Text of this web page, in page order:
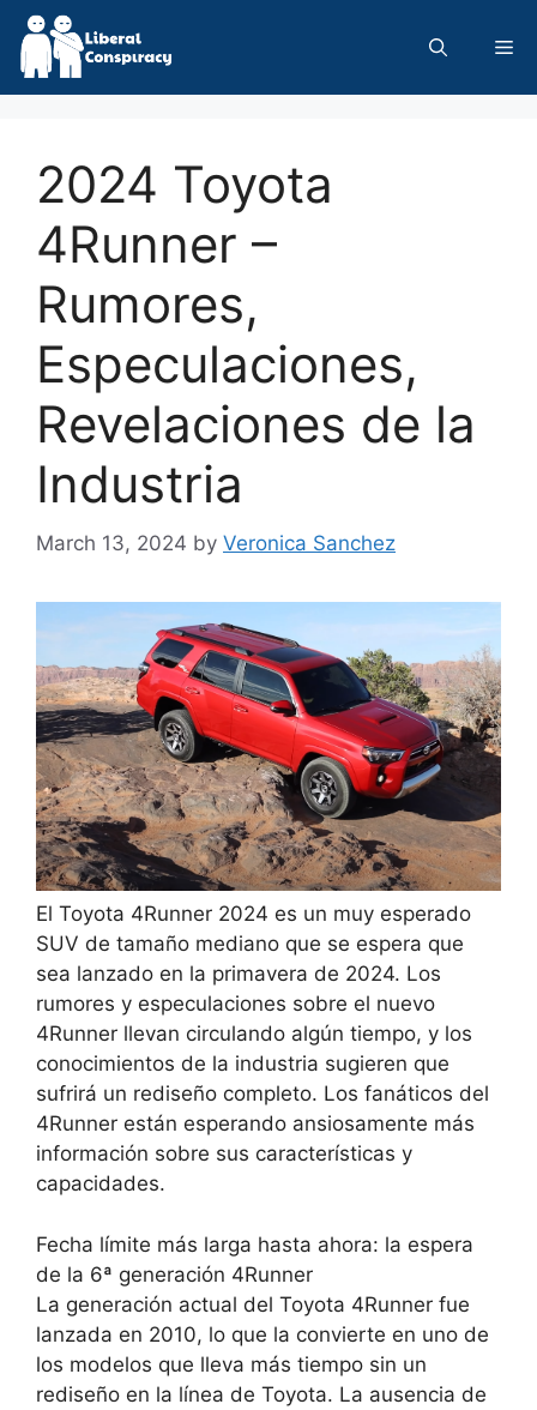
Skip
content
2024 Toyota
4Runner –
Rumores,
Especulaciones,
Revelaciones de la
Industria
March 13, 2024 by Veronica Sanchez
El Toyota 4Runner 2024 es un muy esperado
SUV de tamaño mediano que se espera que
sea lanzado en la primavera de 2024. Los
rumores y especulaciones sobre el nuevo
4Runner llevan circulando algún tiempo, y los
conocimientos de la industria sugieren que
sufrirá un rediseño completo. Los fanáticos del
4Runner están esperando ansiosamente más
información sobre sus características y
capacidades.
Fecha límite más larga hasta ahora: la espera
de la 6ª generación 4Runner
La generación actual del Toyota 4Runner fue
lanzada en 2010, lo que la convierte en uno de
los modelos que lleva más tiempo sin un
rediseño en la línea de Toyota. La ausencia de